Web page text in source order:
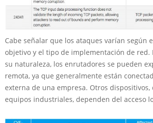
Cabe señalar que los ataques varían según
objetivo y el tipo de implementación de red.
su naturaleza, los enrutadores se pueden
remota, ya que generalmente están
externa de una empresa. Otros dispositivos,
equipos industriales, dependen del acceso